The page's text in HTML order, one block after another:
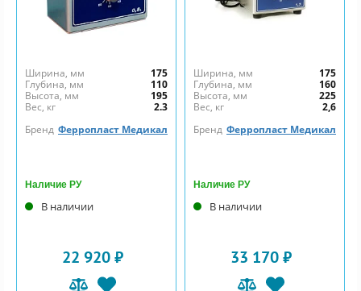
Ширина, мм
175
Глубина, мм
110
Высота, мм
195
Вес, кг
2.3
Бренд Ферропласт Медикал
Наличие РУ
В наличии
22 920 ₽
Ширина, мм
175
Глубина, мм
160
Высота, мм
225
Вес, кг
2,6
Бренд Ферропласт Медикал
Наличие РУ
В наличии
33 170 ₽